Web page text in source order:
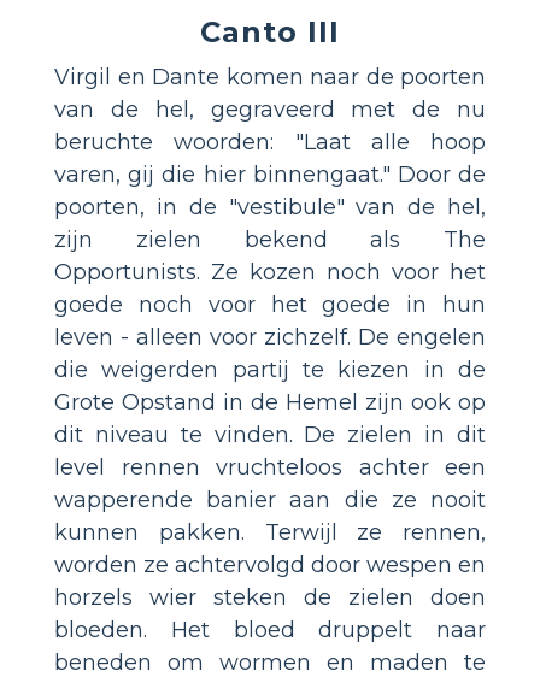
Canto III
Virgil en Dante komen naar de poorten
van de hel, gegraveerd met de nu
beruchte woorden: "Laat alle hoop
varen, gij die hier binnengaat." Door de
poorten, in de "vestibule" van de hel,
zijn zielen bekend als The
Opportunists. Ze kozen noch voor het
goede noch voor het goede in hun
leven - alleen voor zichzelf. De engelen
die weigerden partij te kiezen in de
Grote Opstand in de Hemel zijn ook op
dit niveau te vinden. De zielen in dit
level rennen vruchteloos achter een
wapperende banier aan die ze nooit
kunnen pakken. Terwijl ze rennen,
worden ze achtervolgd door wespen en
horzels wier steken de zielen doen
bloeden. Het bloed druppelt naar
beneden om wormen en maden te